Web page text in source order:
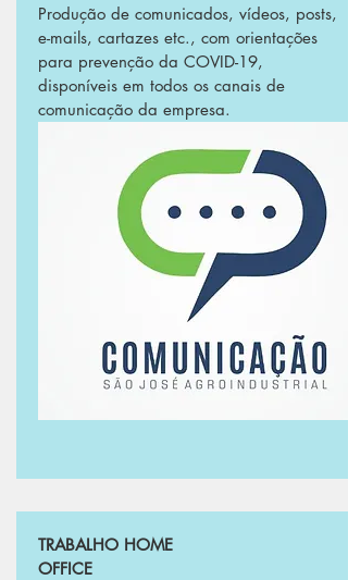
Produção de comunicados, vídeos, posts,
e-mails, cartazes etc., com orientações
para prevenção da COVID-19,
disponíveis em todos os canais de
comunicação da empresa.
TRABALHO HOME
OFFICE